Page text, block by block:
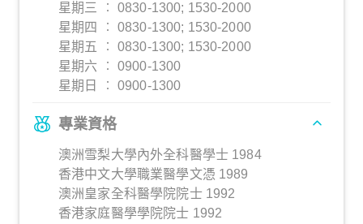
星期三 ︰ 0830-1300; 1530-2000
星期四 ︰ 0830-1300; 1530-2000
星期五 ︰ 0830-1300; 1530-2000
星期六 ︰ 0900-1300
星期日 ︰ 0900-1300
專業資格
澳洲雪梨大學內外全科醫學士 1984
香港中文大學職業醫學文憑 1989
澳洲皇家全科醫學院院士 1992
香港家庭醫學學院院士 1992